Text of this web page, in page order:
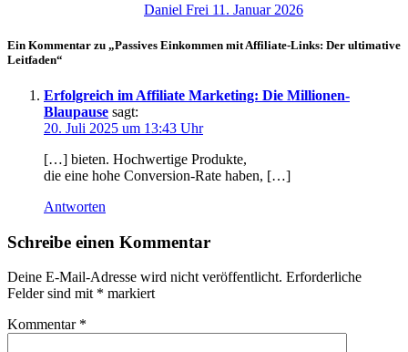
Daniel Frei 11. Januar 2026
Ein Kommentar zu „Passives Einkommen mit Affiliate-Links: Der ultimative
Leitfaden“
Erfolgreich im Affiliate Marketing: Die Millionen-
Blaupause sagt:
20. Juli 2025 um 13:43 Uhr
[…] bieten. Hochwertige Produkte,
d‬ie e‬ine h‬ohe Conversion-Rate haben, […]
Antworten
Schreibe einen Kommentar
Deine E-Mail-Adresse wird nicht veröffentlicht. Erforderliche
Felder sind mit * markiert
Kommentar *